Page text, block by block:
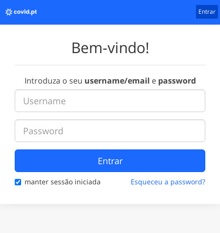
Entrar
Bem-vindo!
Introduza o seu username/email e password
Entrar
manter sessão iniciada Esqueceu a password?